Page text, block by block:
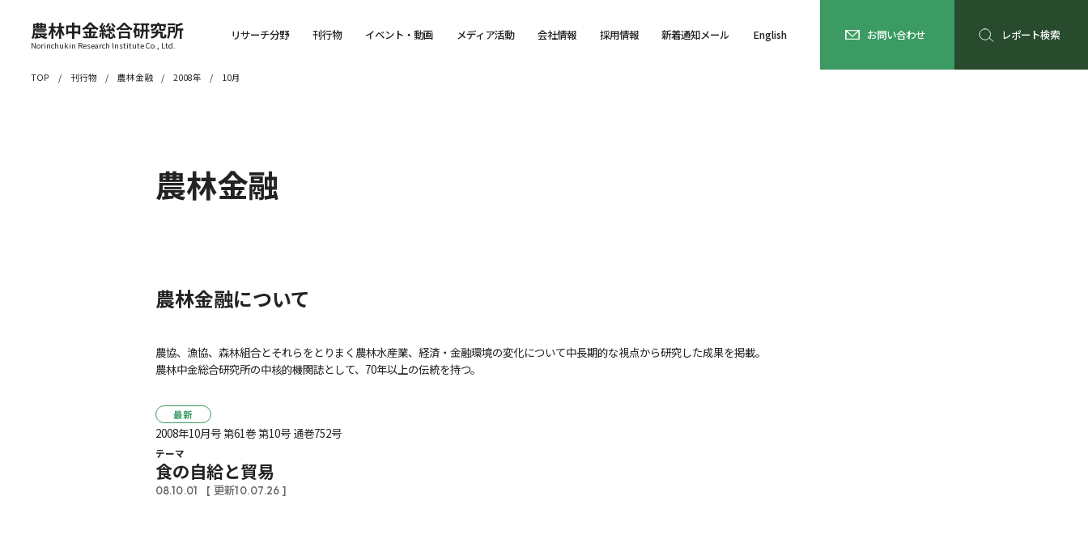
農林中金総合研究所
Norinchukin Research Institute Co., Ltd.
リサーチ分野 刊行物 イベント・動画 メディア活動 会社情報 採用情報 新着通知メール English お問い合わせ レポート検索
TOP 刊行物 農林金融 2008年 10月
農林金融
農林金融について
農協、漁協、森林組合とそれらをとりまく農林水産業、経済・金融環境の変化について中長期的な視点から研究した成果を掲載。
農林中金総合研究所の中核的機関誌として、70年以上の伝統を持つ。
最新
2008年10月号 第61巻 第10号 通巻752号
テーマ
食の自給と貿易
08.10.01 [ 更新10.07.26 ]